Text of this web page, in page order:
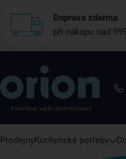
Doprava zdarma
při nákupu nad
ProdejnyKuchyňské potřeby